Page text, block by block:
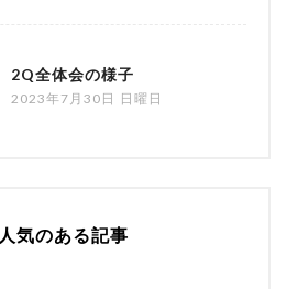
2Q全体会の様子
2023年7月30日 日曜日
人気のある記事